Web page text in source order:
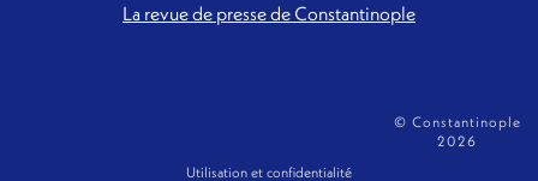
La revue de presse de Constantinople
© Constantinople
2026
Utilisation et confidentialité